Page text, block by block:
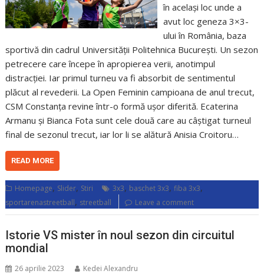
în același loc unde a
avut loc geneza 3×3-
ului în România, baza
sportivă din cadrul Universității Politehnica București. Un sezon
petrecere care începe în apropierea verii, anotimpul
distracției. Iar primul turneu va fi absorbit de sentimentul
plăcut al revederii. La Open Feminin campioana de anul trecut,
CSM Constanța revine într-o formă ușor diferită. Ecaterina
Armanu și Bianca Fota sunt cele două care au câștigat turneul
final de sezonul trecut, iar lor li se alătură Anisia Croitoru…
READ MORE
Homepage, Slider, Stiri 3x3, baschet 3x3,fiba 3x3,
sportarenastreetball, streetball Leave a comment
Istorie VS mister în noul sezon din circuitul
mondial
26 aprilie 2023 Kedei Alexandru